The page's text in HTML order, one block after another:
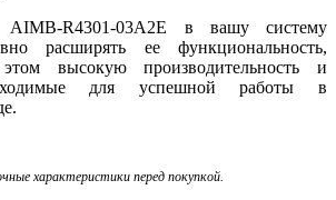
AIMB-R4301-03A2E в вашу систему
расширять ее функциональность,
высокую производительность и
для успешной работы в
характеристики перед покупкой.